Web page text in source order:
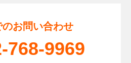
のお問い合わせ
768-9969